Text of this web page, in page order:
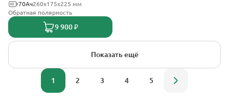
260х175х225 мм
70Ач
Обратная полярность
9 900 ₽
Показать ещё
1 2 3 4 5